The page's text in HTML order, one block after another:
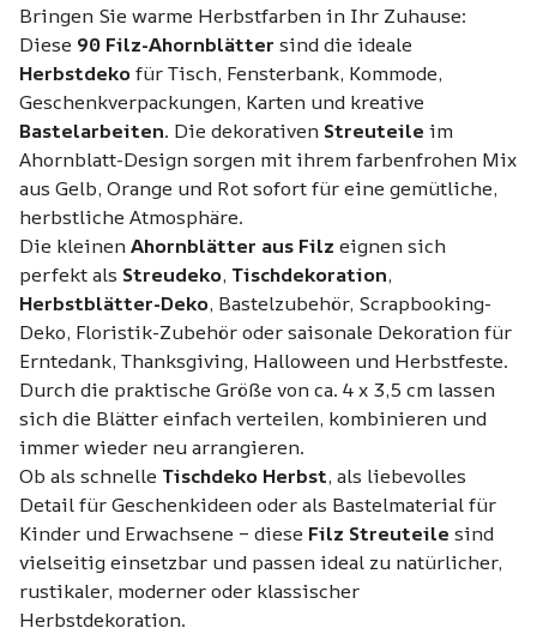
Bringen Sie warme Herbstfarben in Ihr Zuhause:
Diese 90 Filz-Ahornblätter sind die ideale
Herbstdekofür Tisch, Fensterbank, Kommode,
Geschenkverpackungen, Karten und kreative
Bastelarbeiten. Die dekorativen Streuteile im
Ahornblatt-Design sorgen mit ihrem farbenfrohen Mix
aus Gelb, Orange und Rot sofort für eine gemütliche,
herbstliche Atmosphäre.
Die kleinenAhornblätter aus Filz eignen sich
perfekt als Streudeko, Tischdekoration,
Herbstblätter-Deko, Bastelzubehör, Scrapbooking-
Deko, Floristik-Zubehör oder saisonale Dekoration für
Erntedank, Thanksgiving, Halloween und Herbstfeste.
Durch die praktische Größe von ca. 4 x 3,5 cm lassen
sich die Blätter einfach verteilen, kombinieren und
immer wieder neu arrangieren.
Ob als schnelle Tischdeko Herbst, als liebevolles
Detail für Geschenkideen oder als Bastelmaterial für
Kinder und Erwachsene – diese Filz Streuteile sind
vielseitig einsetzbar und passen ideal zu natürlicher,
rustikaler, moderner oder klassischer
Herbstdekoration.